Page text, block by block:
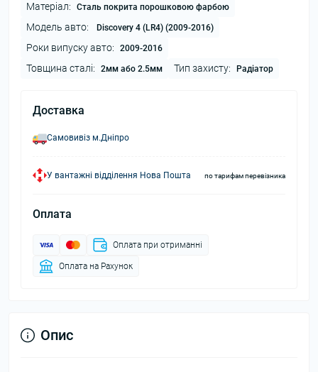
Матеріал: Сталь покрита порошковою фарбою
Модель авто: Discovery 4 (LR4) (2009-2016)
Роки випуску авто: 2009-2016
Товщина сталі: 2мм або 2.5мм Тип захисту: Радіатор
Доставка
Самовивіз м.Дніпро
У вантажні відділення Нова Пошта по тарифам перевізника
Оплата
Оплата при отриманні
Оплата на Рахунок
Опис